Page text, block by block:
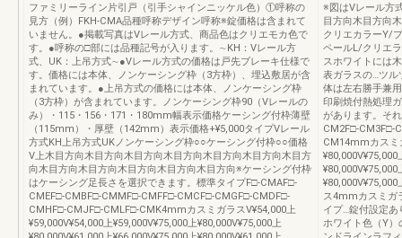
ファミリーライン片引戸（引手シャインニッケル色）①呼称の
見方（例）FKH-CMA品種呼称デザイン呼称※錠価格は含まれて
いません。●掲載写真はVレール方式、商品色はクリエモカ色で
す。●呼称の□部には品種記号が入ります。∼KH：Vレール方
式、UK：上吊方式∼●Vレール方式の価格は戸先ブレーキ仕様で
す。価格には本体、ノンケーシング枠（3方枠）、埋込敷居が含
まれています。●上吊方式の価格には本体、ノンケーシング枠
（3方枠）が含まれています。ノンケーシング枠90（Vレールの
み）・115・156・171・180mm幅表示価格ケーシング付枠薄壁
（115mm）・厚壁（142mm）表示価格+¥5,000タイプVレール
方式KH上吊方式UKノンケーシング枠○○ケーシング付枠○○価格
V上木目方向木目方向木目方向木目方向木目方向木目方向木目方
向木目方向木目方向木目方向木目方向木目方向※ケーシング付枠
はケーシング足長さを選択できます。標準タイプF□-CMAF□-
CMEF□-CMBF□-CMMF□-CMFF□-CMCF□-CMGF□-CMDF□-
CMHF□-CMJF□-CMLF□-CMK4mmカスミガラスV¥54,000上
¥59,000V¥54,000上¥59,000V¥75,000上¥80,000V¥75,000上
※図はVレール方
目方向木目方向
クリエカラーY/
ペールL/クリエ
スホワイトには
表ガラスの…ツル
体は左右勝手兼
印刷焼付熱処理
があります。そ
CM2F□-CM3F□-
CM14mmカスミ
¥80,000V¥75,000
¥80,000V¥75,000
ス4mmカスミガ
イプ…錠付設定あ
ホワイト色（Y）